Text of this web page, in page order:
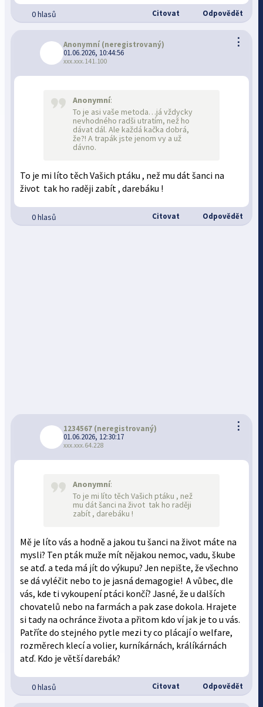
0 hlasů Citovat Odpovědět
⋮
Anonymní (neregistrovaný)
01.06.2026, 10:44:56
xxx.xxx.141.100
Anonymní:
To je asi vaše metoda…já vždycky
nevhodného radši utratím, než ho
dávat dál. Ale každá kačka dobrá,
že?! A trapák jste jenom vy a už
dávno.
To je mi líto těch Vašich ptáku , než mu dát šanci na
život tak ho raději zabít , darebáku !
0 hlasů Citovat Odpovědět
⋮
1234567 (neregistrovaný)
01.06.2026, 12:30:17
xxx.xxx.64.228
Anonymní:
To je mi líto těch Vašich ptáku , než
mu dát šanci na život tak ho raději
zabít , darebáku !
Mě je líto vás a hodně a jakou tu šanci na život máte na
mysli? Ten pták muže mít nějakou nemoc, vadu, škube
se atď. a teda má jít do výkupu? Jen nepište, že všechno
se dá vyléčit nebo to je jasná demagogie! A vůbec, dle
vás, kde ti vykoupení ptáci končí? Jasné, že u dalších
chovatelů nebo na farmách a pak zase dokola. Hrajete
si tady na ochránce života a přitom kdo ví jak je to u vás.
Patříte do stejného pytle mezi ty co plácají o welfare,
rozměrech klecí a volier, kurníkárnách, králíkárnách
atď. Kdo je větší darebák?
0 hlasů Citovat Odpovědět